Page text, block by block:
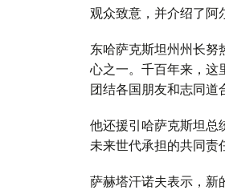
观众致意，并介绍了阿
东哈萨克斯坦州州长努
心之一。千百年来，这
团结各国朋友和志同道
他还援引哈萨克斯坦总
未来世代承担的共同责
萨赫塔汗诺夫表示，新